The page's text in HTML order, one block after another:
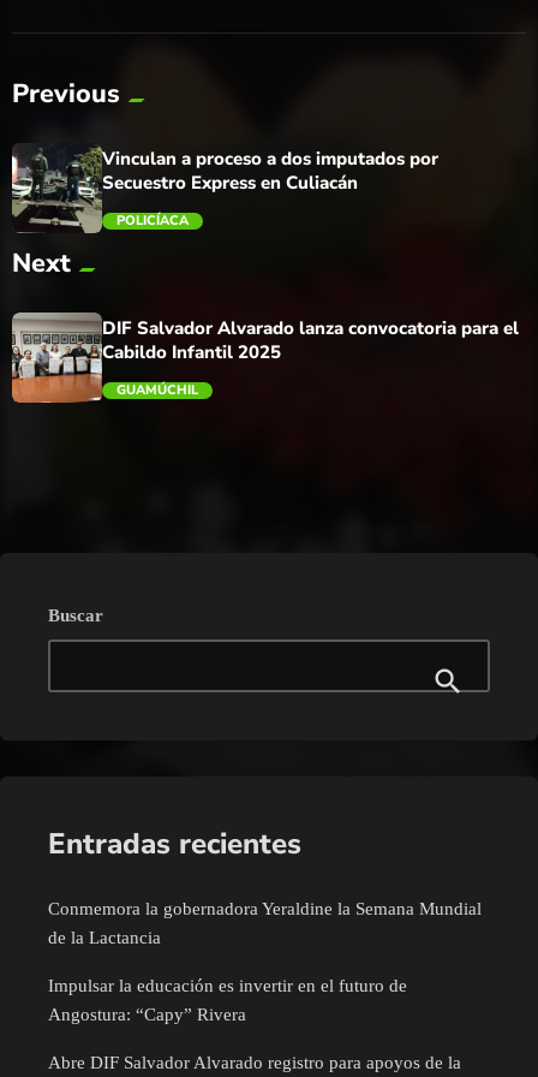
Previous
trending_flat
Vinculan a proceso a dos imputados por
Secuestro Express en Culiacán
POLICÍACA
Next
DIF Salvador Alvarado lanza convocatoria para el
Cabildo Infantil 2025
GUAMÚCHIL
Buscar
Entradas recientes
Conmemora la gobernadora Yeraldine la Semana Mundial
de la Lactancia
Impulsar la educación es invertir en el futuro de
Angostura: “Capy” Rivera
Abre DIF Salvador Alvarado registro para apoyos de la